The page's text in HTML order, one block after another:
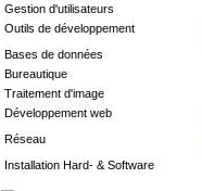
Gestion d'utilisateurs
Outils de développement
Bases de données
Bureautique
Traitement d'image
Développement web
Réseau
Installation Hard- & Software